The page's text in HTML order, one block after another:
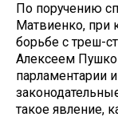
По поручению
Матвиенко, при
борьбе с треш-
Алексеем
парламентарии
такое явление,